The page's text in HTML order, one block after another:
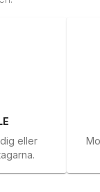
eller